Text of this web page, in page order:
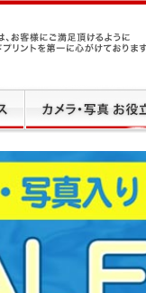
高品質、スピードプリント